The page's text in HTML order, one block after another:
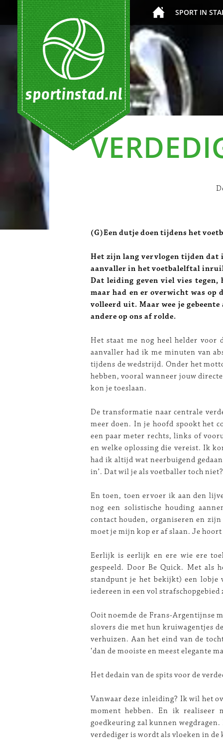
SPORT IN
(G)Een dutje doen tijdens het
Het zijn lang vervlogen tijden dat
aanvaller in het voetbalelftal
Dat leiding geven viel vies tegen,
maar had en er overwicht was op
volleerd uit. Maar wee je gebeente
andere op ons af rolde.
Het staat me nog heel helder voor
aanvaller had ik me minuten van
tijdens de wedstrijd. Onder het
hebben, vooral wanneer jouw
kon je toeslaan.
De transformatie naar centrale
meer doen. In je hoofd spookt het
een paar meter rechts, links of
en welke oplossing die vereist. Ik
had ik altijd wat neerbuigend
in’. Dat wil je als voetballer toch niet?
En toen, toen ervoer ik aan den
nog een solistische houding
contact houden, organiseren en
moet je mijn kop er af slaan. Je
Eerlijk is eerlijk en ere wie ere
gespeeld. Door Be Quick. Met als
standpunt je het bekijkt) een lobje
iedereen in een vol
Ooit noemde de Frans-Argentijnse
slovers die met hun kruiwagentjes
verhuizen. Aan het eind van de
‘dan de mooiste en meest elegante
Het dedain van de spits voor de
Vanwaar deze inleiding? Ik wil het
moment hebben. En ik realiseer
goedkeuring zal kunnen
verdediger is wordt als vloeken in